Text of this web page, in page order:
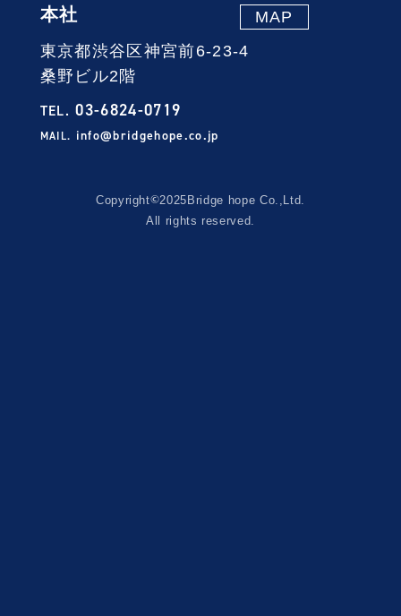
本社
東京都渋谷区神宮前6-23-4
桑野ビル2階
MAP
TEL. 03-6824-0719
MAIL. info@bridgehope.co.jp
Copyright©2025 Bridge hope Co.,Ltd.
All rights reserved.